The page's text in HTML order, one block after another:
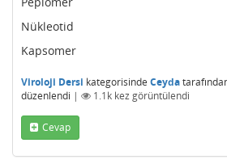
Nükleotid
Kapsomer
Viroloji Dersi kategorisinde Ceyda
düzenlendi | 1.1k kez görüntülendi
Cevap